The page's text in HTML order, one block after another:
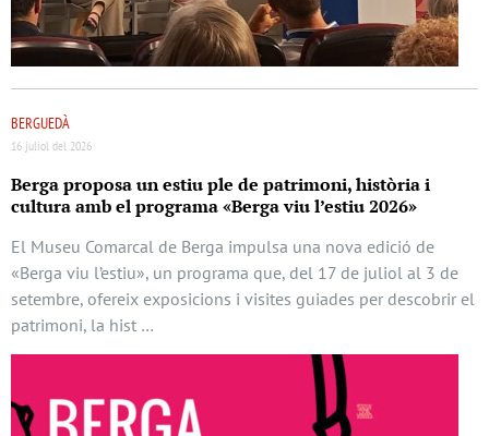
BERGUEDÀ
16 juliol del 2026
Berga proposa un estiu ple de patrimoni, història i
cultura amb el programa «Berga viu l’estiu 2026»
El Museu Comarcal de Berga impulsa una nova edició de
«Berga viu l’estiu», un programa que, del 17 de juliol al 3 de
setembre, ofereix exposicions i visites guiades per descobrir el
patrimoni, la hist …